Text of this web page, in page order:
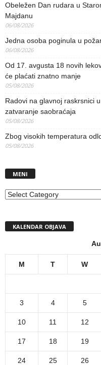
Obeležen Dan rudara u
Majdanu
06/08/2026
Jedna osoba poginula u
06/08/2026
Od 17. avgusta 18 novih
će plaćati znatno manje
05/08/2026
Radovi na glavnoj raskrsnici
zatvaranje saobraćaja
05/08/2026
Zbog visokih temperatura
05/08/2026
MENI
MENI
KALENDAR OBJAVA
M T W
3 4 5
10 11 12
17 18 19
24 25 26